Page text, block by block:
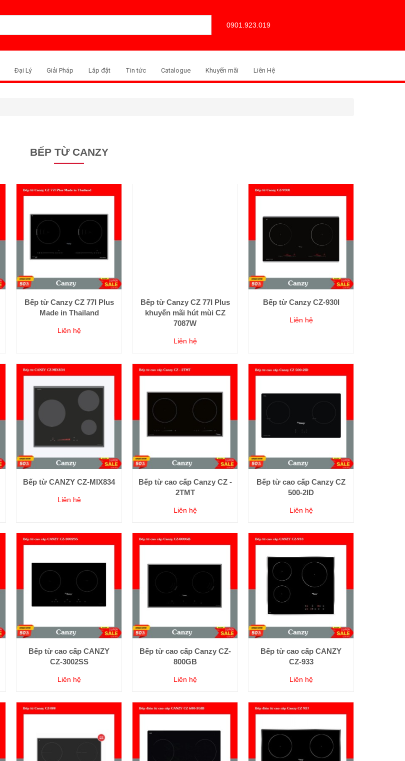
0901.923.019
Đại Lý Giải Pháp Lắp đặt Tin tức Catalogue Khuyến mãi Liên Hệ
BẾP TỪ CANZY
Bếp từ Canzy CZ 77I Plus
Made in Thailand
Liên hệ
Bếp từ Canzy CZ 77I Plus
khuyến mãi hút mùi CZ
7087W
Liên hệ
Bếp từ Canzy CZ-930I
Liên hệ
Bếp từ CANZY CZ-MIX834
Liên hệ
Bếp từ cao cấp Canzy CZ -
2TMT
Liên hệ
Bếp từ cao cấp Canzy CZ
500-2ID
Liên hệ
Bếp từ cao cấp CANZY
CZ-3002SS
Liên hệ
Bếp từ cao cấp Canzy CZ-
800GB
Liên hệ
Bếp từ cao cấp CANZY
CZ-933
Liên hệ